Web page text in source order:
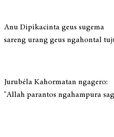
Anu Dipikacinta geus sugema
sareng urang geus ngahontal
Jurubéla Kahormatan ngagero:
"Allah parantos ngahampura